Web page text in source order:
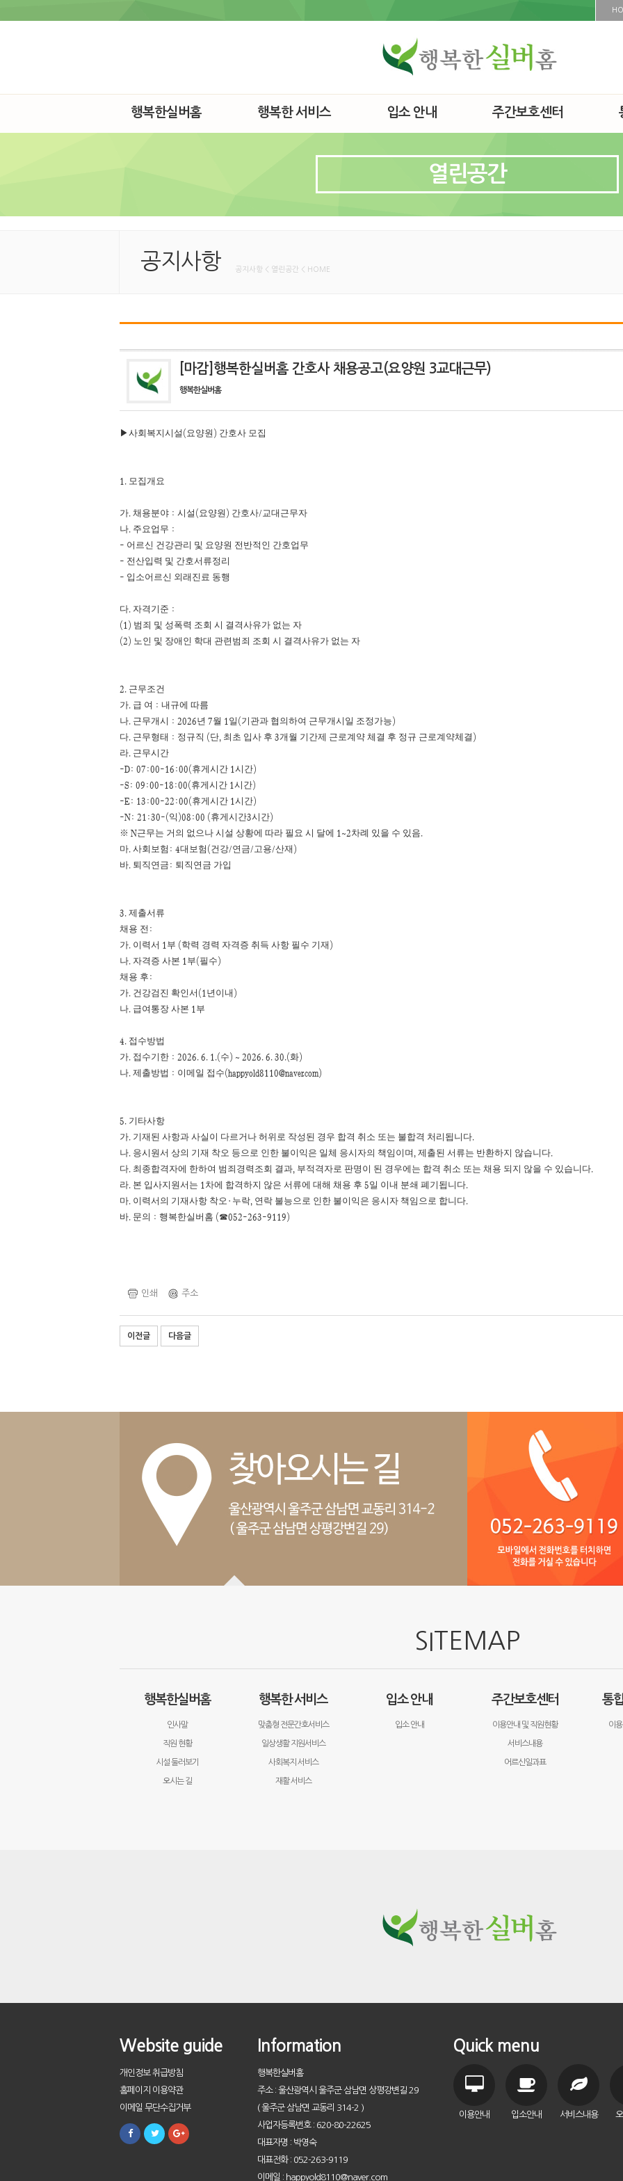
행복한실버홈 행복한 서비스 입소 안내 주간보호센터
열린공간
공지사항 공지사항 < 열린공간 < HOME
[마감]행복한실버홈 간호사 채용공고(요양원 3교대근무)
행복한실버홈
▶사회복지시설 (요양원 ) 간호사 모집
1. 모집개요
가. 채용분야 : 시설 (요양원 ) 간호사/교대근무자
나. 주요업무 :
- 어르신 건강관리 및 요양원 전반적인 간호업무
- 전산입력 및 간호서류정리
- 입소어르신 외래진료 동행
다. 자격기준 :
(1) 범죄 및 성폭력 조회 시 결격사유가 없는 자
(2) 노인 및 장애인 학대 관련범죄 조회 시 결격사유가 없는 자
2. 근무조건
가. 급 여 : 내규에 따름
나. 근무개시 : 2026년 7월 1 일 (기관과 협의하여 근무개시일 조정가능)
다. 근무형태 : 정규직 (단, 최초 입사 후 3개월 기간제 근로계약 체결 후 정규 근로계약체결 )
라. 근무시간
-D: 07:00-16:00(휴게시간 1 시간)
-S: 09:00-18:00(휴게시간 1 시간)
-E: 13:00-22:00(휴게시간 1 시간)
-N: 21:30-(익 )08:00 (휴게시간3시간)
※ N근무는 거의 없으나 시설 상황에 따라 필요 시 달에 1~2차례 있을 수 있음.
마. 사회보험 : 4대보험 (건강/연금/고용/산재 )
바. 퇴직연금 : 퇴직연금 가입
3. 제출서류
채용 전 :
가. 이력서 1 부 (학력 경력 자격증 취득 사항 필수 기재 )
나. 자격증 사본 1 부(필수)
채용 후 :
가. 건강검진 확인서 (1 년이내 )
나. 급여통장 사본 1 부
4. 접수방법
가. 접수기한 : 2026. 6. 1.(수) ~ 2026. 6. 30.(화)
나. 제출방법 : 이메일 접수(happyold8110@naver.com)
5. 기타사항
가. 기재된 사항과 사실이 다르거나 허위로 작성된 경우 합격 취소 또는 불합격 처리됩니다.
나. 응시원서 상의 기재 착오 등으로 인한 불이익은 일체 응시자의 책임이며 , 제출된 서류는 반환하지 않습니다.
다. 최종합격자에 한하여 범죄경력조회 결과, 부적격자로 판명이 된 경우에는 합격 취소 또는 채용 되지 않을 수 있습니다.
라. 본 입사지원서는 1 차에 합격하지 않은 서류에 대해 채용 후 5일 이내 분쇄 폐기됩니다.
마. 이력서의 기재사항 착오 · 누락, 연락 불능으로 인한 불이익은 응시자 책임으로 합니다.
바. 문의 : 행복한실버홈 (☎052-263-9119)
인쇄 주소
이전글 다음글
SITEMAP
행복한실버홈
인사말
직원 현황
시설 둘러보기
오시는 길
행복한 서비스
맞춤형 전문간호서비스
일상생활 지원서비스
사회복지 서비스
재활 서비스
입소 안내
입소 안내
주간보호센터
이용안내 및 직원현황
서비스내용
어르신일과표
통
이
Website guide
개인정보 취급방침
홈페이지 이용약관
이메일 무단수집거부
Information
행복한실버홈
주소 : 울산광역시 울주군 삼남면 상평강변길 29
( 울주군 삼남면 교동리 314-2 )
사업자등록번호 : 620-80-22625
대표자명 : 박영숙
대표전화 : 052-263-9119
이메일 : happyold8110@naver.com
Quick menu
이용안내 입소안내 서비스내용